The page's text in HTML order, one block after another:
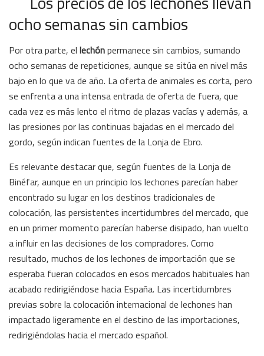
ocho semanas sin cambios
Por otra parte, el lechónpermanece sin cambios, sumando
ocho semanas de repeticiones, aunque se sitúa en nivel más
bajo en lo que va de año. La oferta de animales es corta, pero
se enfrenta a una intensa entrada de oferta de fuera, que
cada vez es más lento el ritmo de plazas vacías y además, a
las presiones por las continuas bajadas en el mercado del
gordo, según indican fuentes de la Lonja de Ebro.
Es relevante destacar que, según fuentes de la Lonja de
Binéfar, aunque en un principio los lechones parecían haber
encontrado su lugar en los destinos tradicionales de
colocación, las persistentes incertidumbres del mercado, que
en un primer momento parecían haberse disipado, han vuelto
a influir en las decisiones de los compradores. Como
resultado, muchos de los lechones de importación que se
esperaba fueran colocados en esos mercados habituales han
acabado redirigiéndose hacia España. Las incertidumbres
previas sobre la colocación internacional de lechones han
impactado ligeramente en el destino de las importaciones,
redirigiéndolas hacia el mercado español.